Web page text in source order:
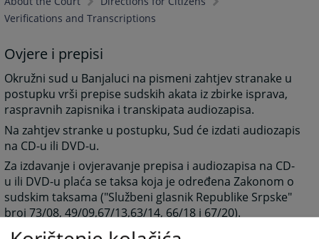
Verifications and Transcriptions
Ovjere i prepisi
Okružni sud u Banjaluci na pismeni zahtjev stranake u
postupku vrši prepise sudskih akata iz zbirke isprava,
raspravnih zapisnika i transkipata audiozapisa.
Na zahtjev stranke u postupku, Sud će izdati audiozapis
na CD-u ili DVD-u.
Za izdavanje i ovjeravanje prepisa i audiozapisa na CD-
u ili DVD-u plaća se taksa koja je određena Zakonom o
sudskim taksama ("Službeni glasnik Republike Srpske"
broj 73/08, 49/09,67/13,63/14, 66/18 i 67/20).